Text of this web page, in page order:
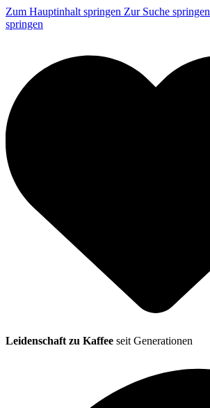
Zum Hauptinhalt springen Zur Suche springen
springen
Leidenschaft zu Kaffee seit Generationen